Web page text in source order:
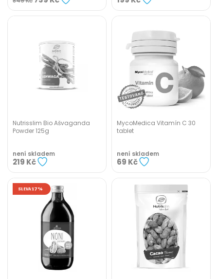
Nutrisslim Bio Ašvaganda
Powder 125g
není skladem
219 Kč
MycoMedica Vitamín C 30
tablet
není skladem
69 Kč
SLEVA 17%